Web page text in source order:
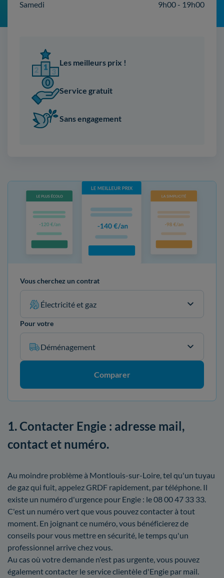
Samedi
9h00 - 19h00
Les meilleurs prix !
Service gratuit
Sans engagement
Vous cherchez un contrat
Électricité et gaz
Pour votre
Déménagement
Comparer
1. Contacter Engie : adresse mail,
contact et numéro.
Au moindre problème à Montlouis-sur-Loire, tel qu'un tuyau
de gaz qui fuit, appelez GRDF rapidement, par téléphone. Il
existe un numéro d'urgence pour Engie : le 08 00 47 33 33.
C'est un numéro vert que vous pouvez contacter à tout
moment. En joignant ce numéro, vous bénéficierez de
conseils pour vous mettre en sécurité, le temps qu'un
professionnel arrive chez vous.
Au cas où votre demande n'est pas urgente, vous pouvez
également contacter le service clientèle d'Engie par mail.